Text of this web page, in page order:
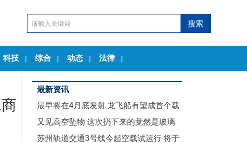
科技 | 综合 | 动态 | 法律 |
最新资讯
最早将在4月底发射 龙飞船有望成首个载
人商业航天器
又见高空坠物 这次扔下来的竟然是玻璃
茶几
苏州轨道交通3号线今起空载试运行 将于